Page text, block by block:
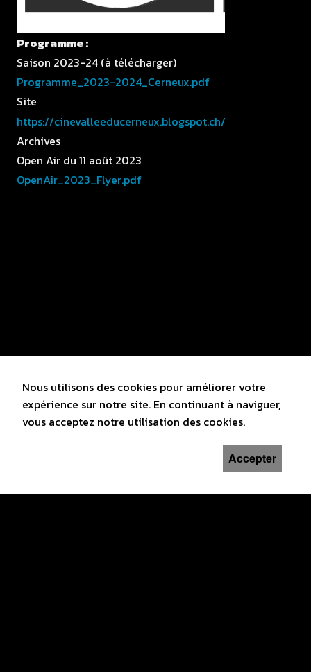
Programme :
Saison 2023-24 (à télécharger)
Programme_2023-2024_Cerneux.pdf
Site
https://cinevalleeducerneux.blogspot.ch/
Archives
Open Air du 11 août 2023
OpenAir_2023_Flyer.pdf
Nous utilisons des cookies pour améliorer votre
expérience sur notre site. En continuant à naviguer,
vous acceptez notre utilisation des cookies.
Accepter